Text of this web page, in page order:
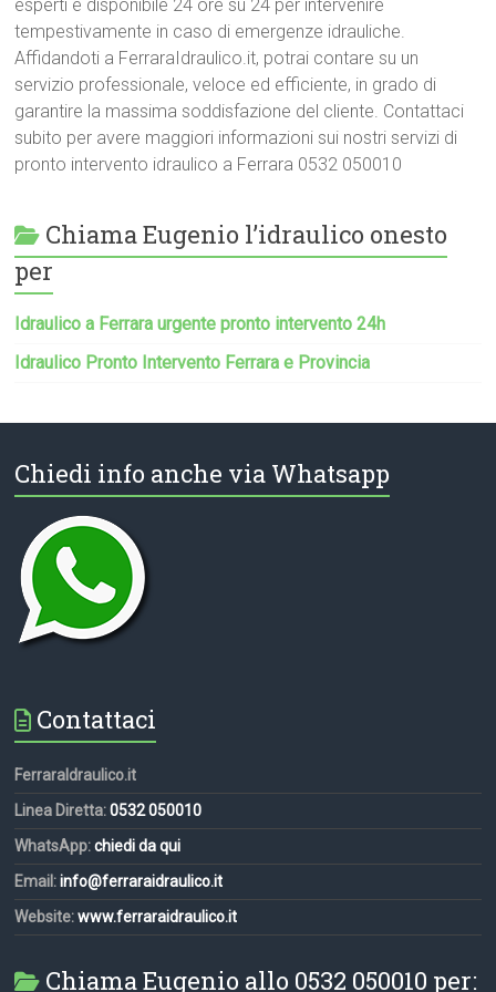
esperti è disponibile 24 ore su 24 per intervenire
tempestivamente in caso di emergenze idrauliche.
Affidandoti a FerraraIdraulico.it, potrai contare su un
servizio professionale, veloce ed efficiente, in grado di
garantire la massima soddisfazione del cliente. Contattaci
subito per avere maggiori informazioni sui nostri servizi di
pronto intervento idraulico a Ferrara 0532 050010
Chiama Eugenio l’idraulico onesto
per
Idraulico a Ferrara urgente pronto intervento 24h
Idraulico Pronto Intervento Ferrara e Provincia
Chiedi info anche via Whatsapp
Contattaci
FerraraIdraulico.it
Linea Diretta:0532 050010
WhatsApp:chiedi da qui
Email:info@ferraraidraulico.it
Website:www.ferraraidraulico.it
Chiama Eugenio allo 0532 050010 per: